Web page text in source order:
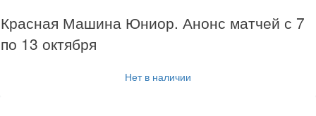
Красная Машина Юниор. Анонс матчей с 7
по 13 октября
Нет в наличии